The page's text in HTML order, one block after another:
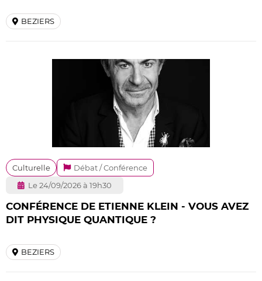
BEZIERS
Culturelle
Débat / Conférence
Le 24/09/2026 à 19h30
CONFÉRENCE DE ETIENNE KLEIN - VOUS AVEZ
DIT PHYSIQUE QUANTIQUE ?
BEZIERS